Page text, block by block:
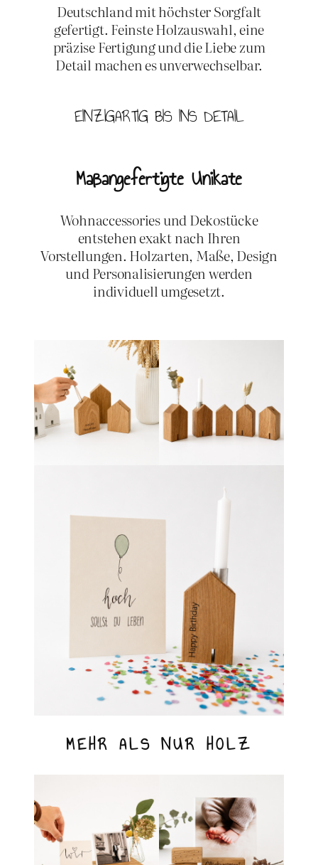
Deutschland mit höchster Sorgfalt
gefertigt. Feinste Holzauswahl, eine
präzise Fertigung und die Liebe zum
Detail machen es unverwechselbar.
EINZIGARTIG BIS INS DETAIL
Maßangefertigte Unikate
Wohnaccessories und Dekostücke
entstehen exakt nach Ihren
Vorstellungen. Holzarten, Maße, Design
und Personalisierungen werden
individuell umgesetzt.
MEHR ALS NUR HOLZ